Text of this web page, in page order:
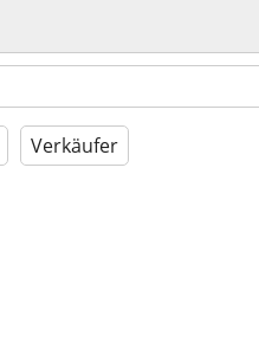
Verkäufer